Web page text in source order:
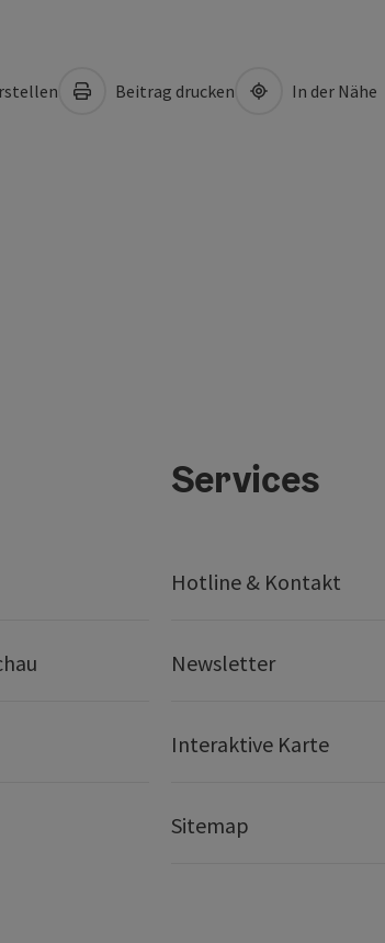
Beitrag drucken In der Nähe
Services
Hotline & Kontakt
Newsletter
Interaktive Karte
Sitemap